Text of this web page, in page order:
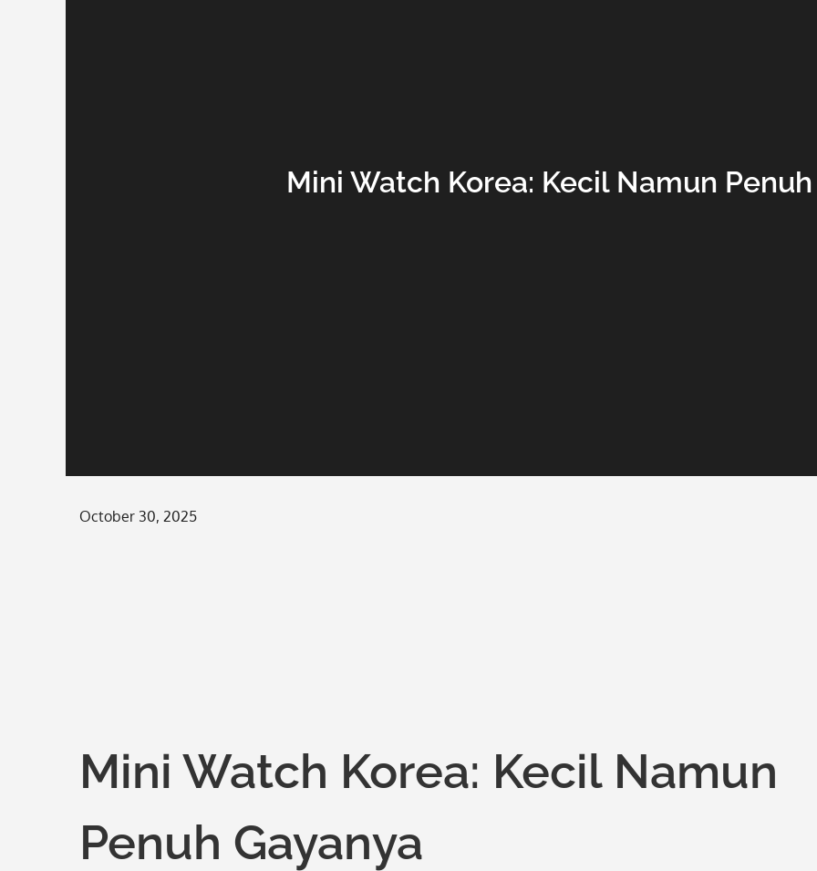
Mini Watch Korea: Kecil Namun
Posted
October 30, 2025
Mini Watch Korea: Kecil Namun
Penuh Gayanya